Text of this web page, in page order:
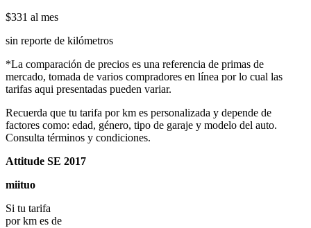
$331 al mes
sin reporte de kilómetros
*La comparación de precios es una referencia de primas de
mercado, tomada de varios compradores en línea por lo cual las
tarifas aqui presentadas pueden variar.
Recuerda que tu tarifa por km es personalizada y depende de
factores como: edad, género, tipo de garaje y modelo del auto.
Consulta términos y condiciones.
Attitude SE 2017
miituo
Si tu tarifa
por km es de